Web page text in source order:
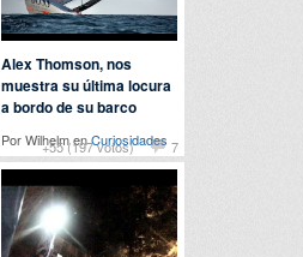
+55 (197 votos) 7
Alex Thomson, nos
muestra su última locura
a bordo de su barco
Por Wilhelm enCuriosidades